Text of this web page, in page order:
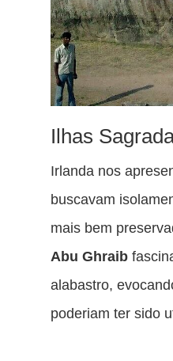
Ilhas
Irlanda nos
buscavam
mais bem
Abu Ghraib
alabastro,
poderiam ter sido